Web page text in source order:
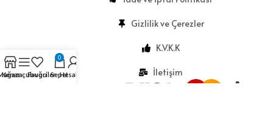
Gizlilik ve Çerezler
K.V.K.K
İletişim
Kenar çubuğu
Favoriler
0
SepetHesabım